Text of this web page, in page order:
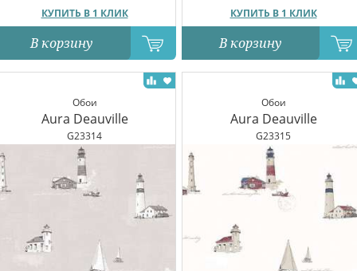
КУПИТЬ В 1 КЛИК
В корзину
КУПИТЬ В 1 КЛИК
В корзину
Обои
Aura Deauville
G23314
Обои
Aura Deauville
G23315